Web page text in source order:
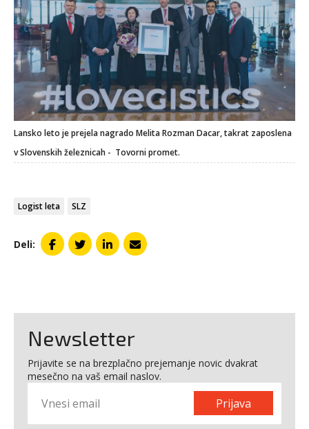
Lansko leto je prejela nagrado Melita Rozman Dacar, takrat zaposlena
v Slovenskih železnicah - Tovorni promet.
Logist leta SLZ
Deli:
Newsletter
Prijavite se na brezplačno prejemanje novic dvakrat
mesečno na vaš email naslov.
Prijava